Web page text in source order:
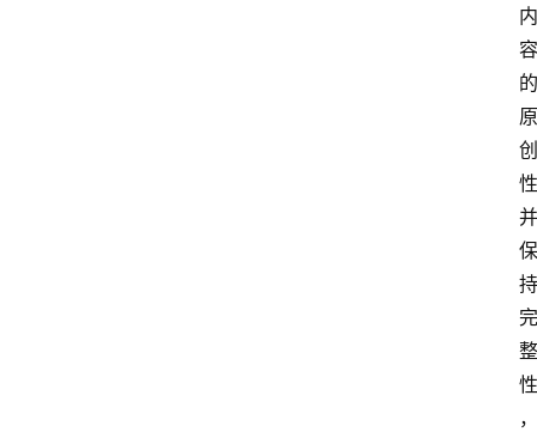
内
容
的
原
创
性
并
保
持
完
整
性
，